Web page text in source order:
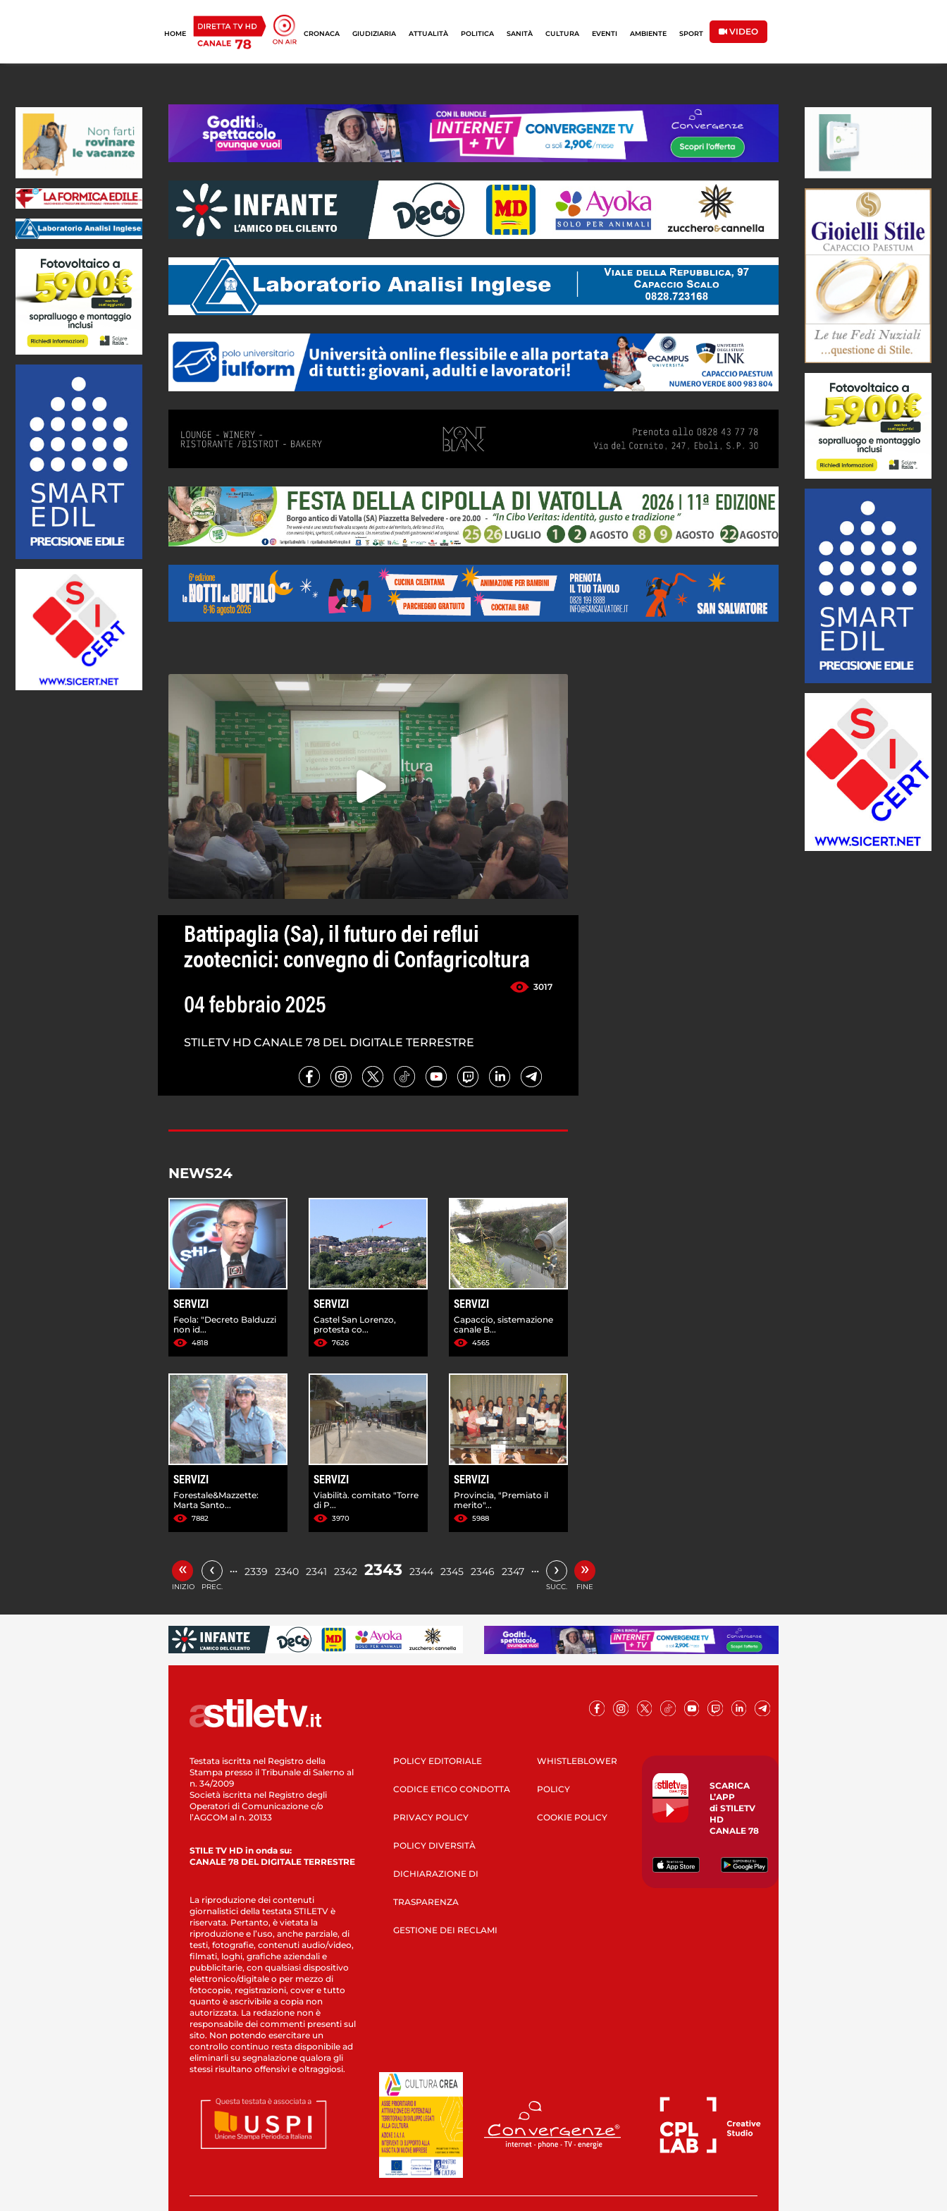
HOME CRONACA GIUDIZIARIA ATTUALITÀ POLITICA SANITÀ CULTURA EVENTI AMBIENTE SPORT VIDEO
Battipaglia (Sa), il futuro dei reflui
zootecnici: convegno di Confagricoltura
3017
04 febbraio 2025
STILETV HD CANALE 78 DEL DIGITALE TERRESTRE
NEWS24
SERVIZI
Feola: "Decreto Balduzzi
non id...
4818
SERVIZI
Castel San Lorenzo,
protesta co...
7626
SERVIZI
Capaccio, sistemazione
canale B...
4565
SERVIZI
Forestale&Mazzette:
Marta Santo...
7882
SERVIZI
Viabilità. comitato "Torre
di P...
3970
SERVIZI
Provincia, "Premiato il
merito"...
5988
«
INIZIO
‹
PREC.
… 2339 2340 2341 2342 2343 2344 2345 2346 2347 … ›
SUCC.
»
FINE
Testata iscritta nel Registro della
Stampa presso il Tribunale di Salerno al
n. 34/2009
Società iscritta nel Registro degli
Operatori di Comunicazione c/o
l’AGCOM al n. 20133
STILE TV HD in onda su:
CANALE 78 DEL DIGITALE TERRESTRE
La riproduzione dei contenuti
giornalistici della testata STILETV è
riservata. Pertanto, è vietata la
riproduzione e l’uso, anche parziale, di
testi, fotografie, contenuti audio/video,
filmati, loghi, grafiche aziendali e
pubblicitarie, con qualsiasi dispositivo
elettronico/digitale o per mezzo di
fotocopie, registrazioni, cover e tutto
quanto è ascrivibile a copia non
autorizzata. La redazione non è
responsabile dei commenti presenti sul
sito. Non potendo esercitare un
controllo continuo resta disponibile ad
eliminarli su segnalazione qualora gli
stessi risultano offensivi e oltraggiosi.
POLICY EDITORIALE
CODICE ETICO CONDOTTA
PRIVACY POLICY
POLICY DIVERSITÀ
DICHIARAZIONE DI
TRASPARENZA
GESTIONE DEI RECLAMI
WHISTLEBLOWER
POLICY
COOKIE POLICY
SCARICA
L’APP
di STILETV
HD
CANALE 78